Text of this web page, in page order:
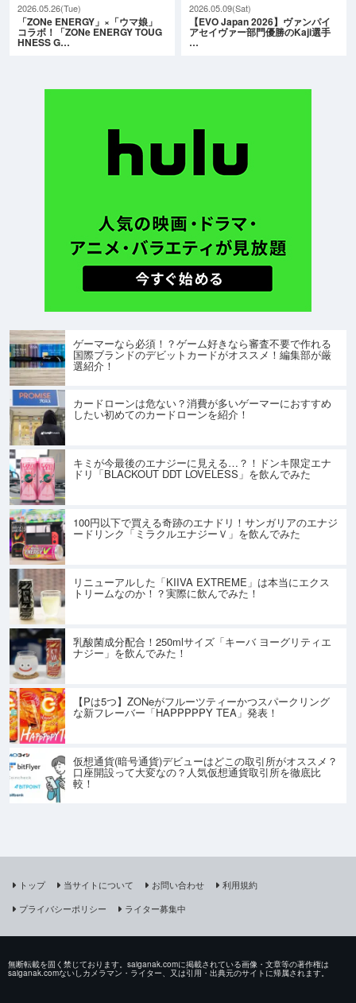
2026.05.26(Tue)
「ZONe ENERGY」×「ウマ娘」
コラボ！「ZONe ENERGY TOUG
HNESS G…
2026.05.09(Sat)
【EVO Japan 2026】ヴァンパイ
アセイヴァー部門優勝のKaji選手
…
ゲーマーなら必須！？ゲーム好きなら審査不要で作れる
国際ブランドのデビットカードがオススメ！編集部が厳
選紹介！
カードローンは危ない？消費が多いゲーマーにおすすめ
したい初めてのカードローンを紹介！
キミが今最後のエナジーに見える…？！ドンキ限定エナ
ドリ「BLACKOUT DDT LOVELESS」を飲んでみた
100円以下で買える奇跡のエナドリ！サンガリアのエナジ
ードリンク「ミラクルエナジーＶ」を飲んでみた
リニューアルした「KIIVA EXTREME」は本当にエクス
トリームなのか！？実際に飲んでみた！
乳酸菌成分配合！250mlサイズ「キーバ ヨーグリティエ
ナジー」を飲んでみた！
【Pは5つ】ZONeがフルーツティーかつスパークリング
な新フレーバー「HAPPPPPY TEA」発表！
仮想通貨(暗号通貨)デビューはどこの取引所がオススメ？
口座開設って大変なの？人気仮想通貨取引所を徹底比
較！
トップ 当サイトについて お問い合わせ
利用規約
プライバシーポリシー
ライター募集中
無断転載を固く禁じております。saiganak.comに掲載されている画像・文章等の著作権は
saiganak.comないしカメラマン・ライター、又は引用・出典元のサイトに帰属されます。